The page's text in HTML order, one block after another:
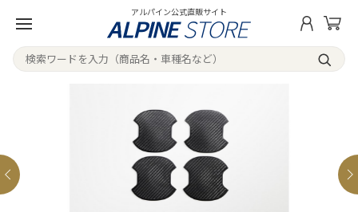
アルパイン公式直販サイト